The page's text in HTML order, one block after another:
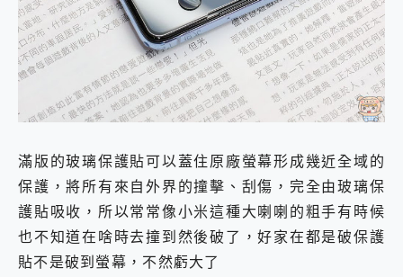
滿版的玻璃保護貼可以蓋住原廠螢幕形成幾近全域的
保護，將所有來自外界的撞擊、刮傷，完全由玻璃保
護貼吸收，所以常常像小米這種大喇喇的粗手有時候
也不知道在啥時去撞到然後破了，好家在都是破保護
貼不是破到螢幕，不然虧大了